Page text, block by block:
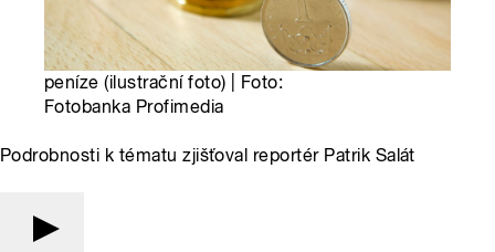
peníze (ilustrační foto) | Foto:
Fotobanka Profimedia
Podrobnosti k tématu zjišťoval reportér Patrik Salát